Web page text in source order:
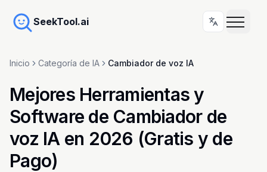
SeekTool.ai
Inicio Categoría de IA Cambiador de voz IA
Mejores Herramientas y
Software de Cambiador de
voz IA en 2026 (Gratis y de
Pago)